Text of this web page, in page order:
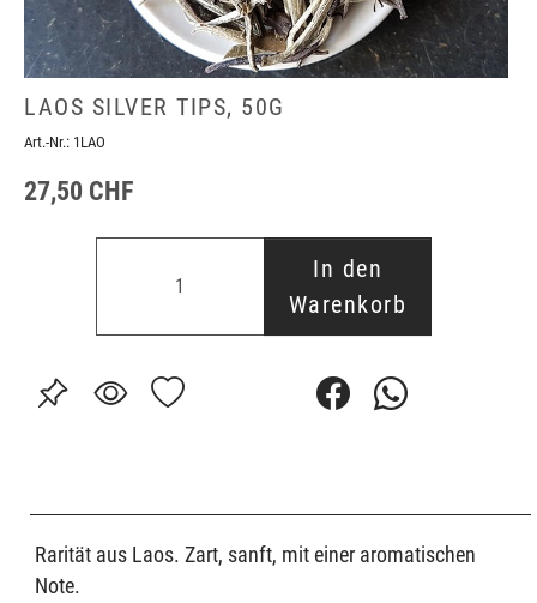
LAOS SILVER TIPS, 50G
Art.-Nr.: 1LAO
27,50 CHF
In den
Warenkorb
Rarität aus Laos. Zart, sanft, mit einer aromatischen
Note.